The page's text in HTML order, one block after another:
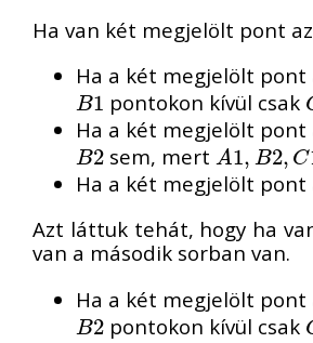
Ha van két megjelölt pont
Ha a két megjelölt pont
B1
B1 pontokon kívül csak
Ha a két megjelölt pont
B2
B2 sem, mertA1, B2, C
A1,B2,C 1
Ha a két megjelölt pont
Azt láttuk tehát, hogy ha
van a második sorban van.
Ha a két megjelölt pont
B2
B2 pontokon kívül csak